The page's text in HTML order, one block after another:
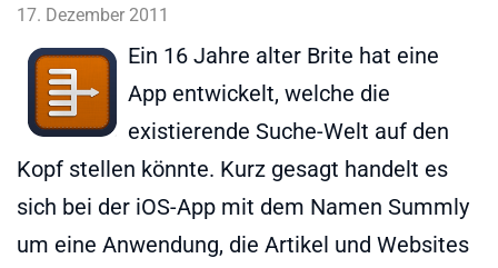
17. Dezember 2011
Ein 16 Jahre alter Brite hat eine
App entwickelt, welche die
existierende Suche-Welt auf den
Kopf stellen könnte. Kurz gesagt handelt es
sich bei der iOS-App mit dem Namen Summly
um eine Anwendung, die Artikel und Websites